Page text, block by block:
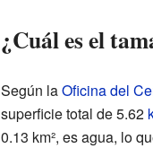
¿Cuál es el
Según laOficina del
superficie total de 5.62
0.13 km², es agua, lo